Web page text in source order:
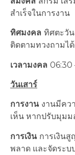
สำเร็จในการงาน
ทิศมงคล ทิศตะวัน
ติดตามทวงถามไ
เวลามงคล 06:30
วันเสาร์
การงาน งานมีคว
เห็น หากปรับมุมม
การเงิน การเงิน
พลาด และจัดระบ